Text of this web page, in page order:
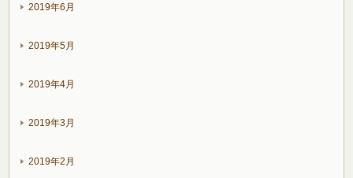
2019年6月
2019年5月
2019年4月
2019年3月
2019年2月